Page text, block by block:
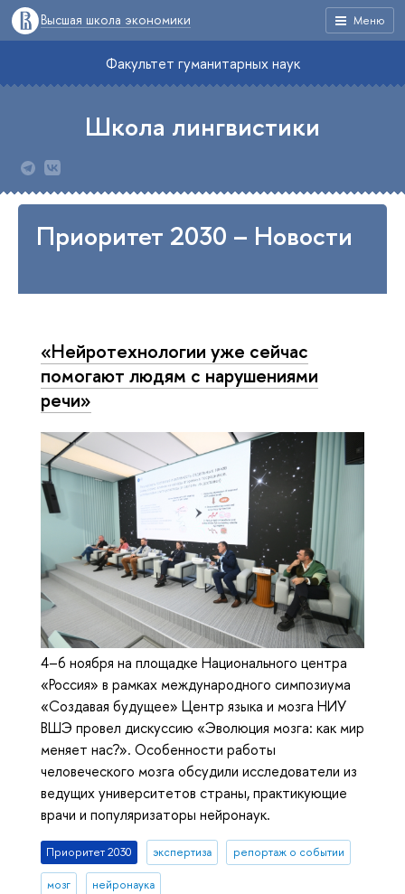
Меню
Высшая школа экономики
Факультет гуманитарных наук
Школа лингвистики
Приоритет 2030 – Новости
«Нейротехнологии уже сейчас
помогают людям с нарушениями
речи»
4–6 ноября на площадке Национального центра
«Россия» в рамках международного симпозиума
«Создавая будущее» Центр языка и мозга НИУ
ВШЭ провел дискуссию «Эволюция мозга: как мир
меняет нас?». Особенности работы
человеческого мозга обсудили исследователи из
ведущих университетов страны, практикующие
врачи и популяризаторы нейронаук.
Приоритет 2030 экспертиза репортаж о событии
мозг нейронаука